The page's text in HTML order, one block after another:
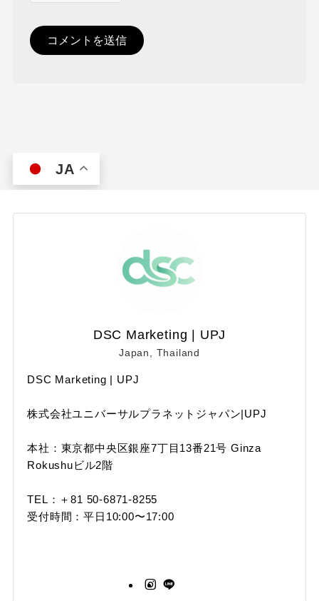
JA
DSC Marketing | UPJ
Japan, Thailand
DSC Marketing | UPJ
株式会社ユニバーサルプラネットジャパン|UPJ
本社：東京都中央区銀座7丁目13番21号 Ginza
Rokushuビル2階
TEL：＋81 50-6871-8255
受付時間：平日10:00〜17:00